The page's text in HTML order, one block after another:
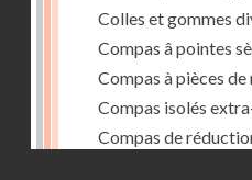
Colles et gommes
Compas â pointes
Compas à pièces de
Compas isolés
Compas de